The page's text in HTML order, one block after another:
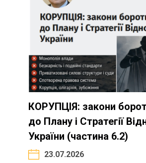
КОРУПЦІЯ: закони
до Плану і Стратегії
України (частина 6.2)
23.07.2026